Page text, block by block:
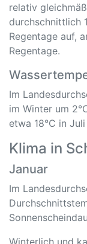
relativ
durchschnittlich
Regentage auf,
Regentage.
Im
im Winter um
etwa 18°C in
Klima in
Januar
Im
Winterlich und